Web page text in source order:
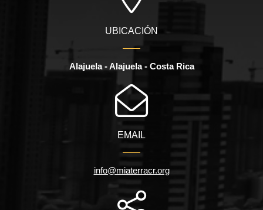
UBICACIÓN
Alajuela - Alajuela - Costa Rica
EMAIL
info@miaterracr.org